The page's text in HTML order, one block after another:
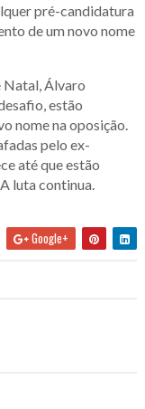
pré-candidatura
de um novo nome
Natal, Álvaro
estão
nome na oposição.
pelo ex-
até que estão
luta continua.
Google+